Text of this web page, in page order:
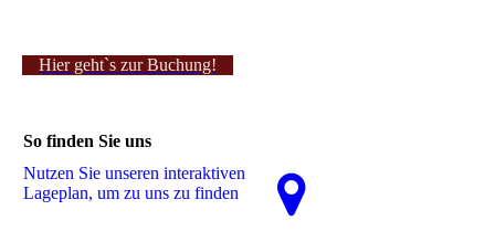
Hier geht`s zur Buchung!
So finden Sie uns
Nutzen Sie unseren interaktiven
La­ge­plan, um zu uns zu finden